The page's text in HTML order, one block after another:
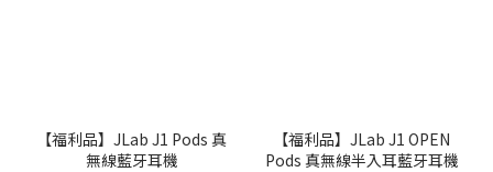
【福利品】JLab J1 Pods 真
無線藍牙耳機
【福利品】JLab J1 OPEN
Pods 真無線半入耳藍牙耳機